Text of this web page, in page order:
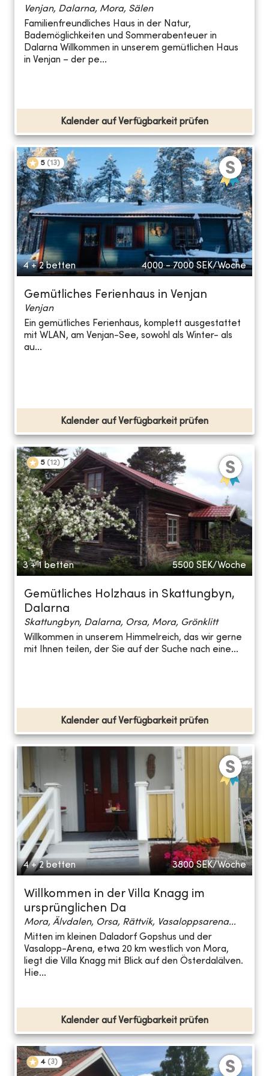
Venjan, Dalarna, Mora, Sälen
Familienfreundliches Haus in der Natur,
Bademöglichkeiten und Sommerabenteuer in
Dalarna Willkommen in unserem gemütlichen Haus
in Venjan – der pe...
Kalender auf Verfügbarkeit prüfen
5 (13)
4 + 2 betten 4000 - 7000 SEK/Woche
Gemütliches Ferienhaus in Venjan
Venjan
Ein gemütliches Ferienhaus, komplett ausgestattet
mit WLAN, am Venjan-See, sowohl als Winter- als
au...
Kalender auf Verfügbarkeit prüfen
5 (12)
3 + 1 betten 5500 SEK/Woche
Gemütliches Holzhaus in Skattungbyn,
Dalarna
Skattungbyn, Dalarna, Orsa, Mora, Grönklitt
Willkommen in unserem Himmelreich, das wir gerne
mit Ihnen teilen, der Sie auf der Suche nach eine...
Kalender auf Verfügbarkeit prüfen
4 + 2 betten 3800 SEK/Woche
Willkommen in der Villa Knagg im
ursprünglichen Da
Mora, Älvdalen, Orsa, Rättvik, Vasaloppsarena...
Mitten im kleinen Daladorf Gopshus und der
Vasalopp-Arena, etwa 20 km westlich von Mora,
liegt die Villa Knagg mit Blick auf den Österdalälven.
Hie...
Kalender auf Verfügbarkeit prüfen
4 (3)